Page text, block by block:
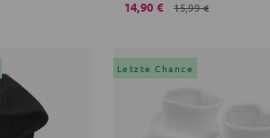
14,90 € 15,99 €
Letzte Chance